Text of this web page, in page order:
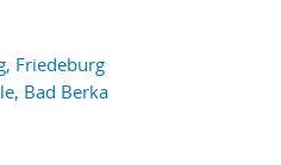
Friedeburg
Bad Berka